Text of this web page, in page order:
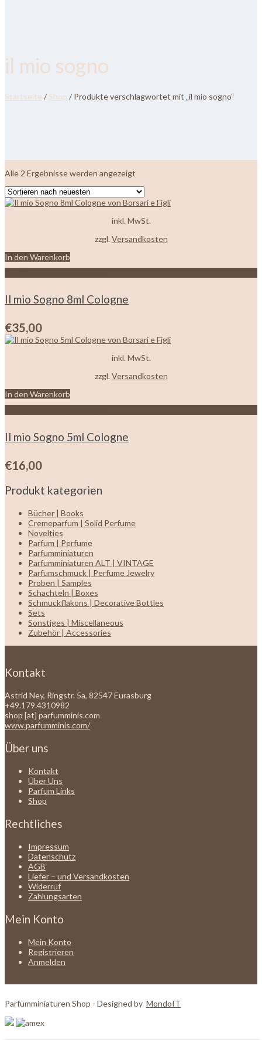
il mio sogno
Startseite / Shop / Produkte verschlagwortet mit „il mio sogno“
Alle 2 Ergebnisse werden angezeigt
sortiert
inkl. MwSt.
zzgl. Versandkosten
In den Warenkorb
Il mio Sogno 8ml Cologne
€35,00
inkl. MwSt.
zzgl.Versandkosten
In den Warenkorb
Il mio Sogno 5ml Cologne
€16,00
Produkt kategorien
Bücher | Books
Cremeparfum | Solid Perfume
Novelties
Parfum | Perfume
Parfumminiaturen
Parfumminiaturen ALT | VINTAGE
Parfumschmuck | Perfume Jewelry
Proben | Samples
Schachteln | Boxes
Schmuckflakons | Decorative Bottles
Sets
Sonstiges | Miscellaneous
Zubehör | Accessories
Kontakt
Astrid Ney, Ringstr. 5a, 82547 Eurasburg
+49.179.4310982
shop [at] parfumminis.com
www.parfumminis.com/
Über uns
Kontakt
Über Uns
Parfum Links
Shop
Rechtliches
Impressum
Datenschutz
AGB
Liefer – und Versandkosten
Widerruf
Zahlungsarten
Mein Konto
Mein Konto
Registrieren
Anmelden
Parfumminiaturen Shop - Designed by MondoIT